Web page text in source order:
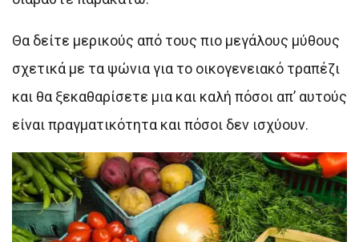
Θα δείτε μερικούς από τους πιο μεγάλους μύθους
σχετικά με τα ψώνια για το οικογενειακό τραπέζι
και θα ξεκαθαρίσετε μια και καλή πόσοι απ’ αυτούς
είναι πραγματικότητα και πόσοι δεν ισχύουν.